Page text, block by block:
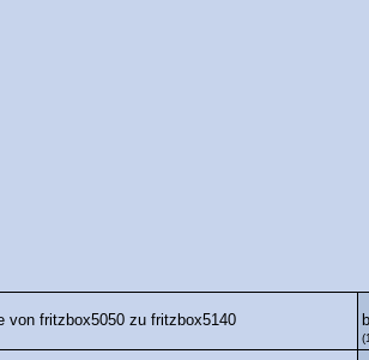
von fritzbox5050 zu fritzbox5140